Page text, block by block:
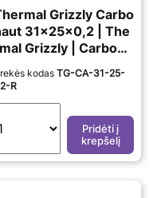
Grizzly Carbo
31x25x0,2 | The
Grizzly | Carbona
ut Thermal Pad - 31 ×
× 0.2 MM
kodas TG-CA-31-25-
R
Pridėti į
krepšelį